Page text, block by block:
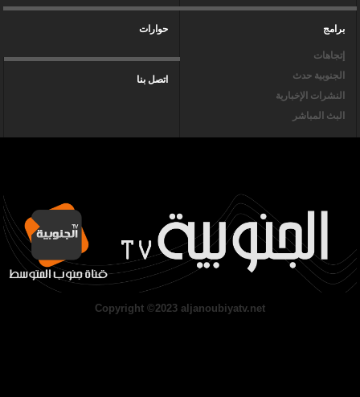
برامج
إتجاهات
الجنوبية حدث
النشرات الإخبارية
البث المباشر
حوارات
اتصل بنا
Copyright ©2023 aljanoubiyatv.net